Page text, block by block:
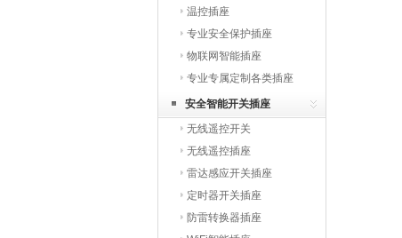
温控插座
专业安全保护插座
物联网智能插座
专业专属定制各类插座
安全智能开关插座
无线遥控开关
无线遥控插座
雷达感应开关插座
定时器开关插座
防雷转换器插座